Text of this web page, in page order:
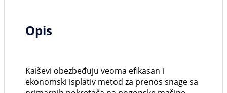
Opis
Kaiševi obezbeđuju veoma efikasan i
ekonomski isplativ metod za prenos snage sa